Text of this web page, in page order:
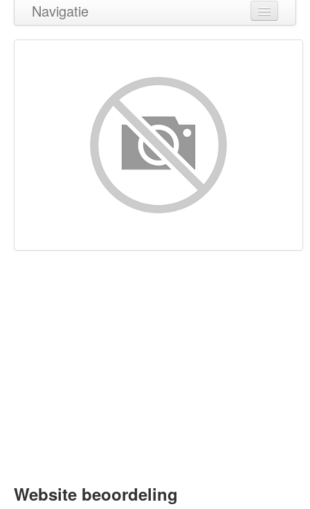
Navigatie
Terug naar boven
Keywords
Bruikbaarheid
Document
Website beoordeling